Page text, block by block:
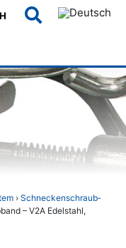
› Schnecken­schraub­
– V2A Edelstahl,